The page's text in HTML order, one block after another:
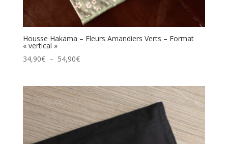
Housse Hakama – Fleurs Amandiers Verts – Format
« vertical »
34,90€ – 54,90€Plage
34,90€
à
54,90€